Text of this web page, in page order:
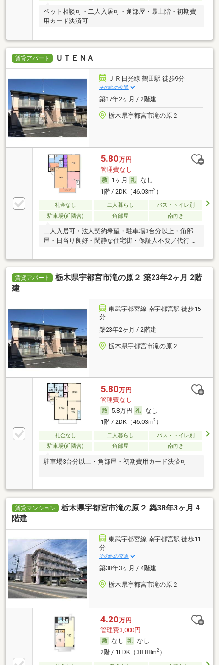
ペット相談可・二人入居可・角部屋・最上階・初期費
用カード決済可
賃貸アパート ＵＴＥＮＡ
ＪＲ日光線 鶴田駅 徒歩9分
その他の交通
築17年2ヶ月 / 2階建
栃木県宇都宮市滝の原２
5.80万円
管理費なし
1ヶ月
なし
1階 / 2DK（46.03m2）
礼金なし 二人暮らし
バス・トイレ別
駐車場(近隣含)
角部屋 南向き
二人入居可・法人契約希望・駐車場3台分以上・角部
屋・日当り良好・閑静な住宅街・保証人不要／代行 ・
賃貸アパート
栃木県宇都宮市滝の原２ 築23年2ヶ月 2階
建
東武宇都宮線 南宇都宮駅 徒歩15
分
築23年2ヶ月 / 2階建
栃木県宇都宮市滝の原２
5.80万円
管理費なし
5.8万円
なし
1階 / 2DK（46.03m2）
礼金なし 二人暮らし
バス・トイレ別
駐車場(近隣含)
角部屋 南向き
駐車場3台分以上・角部屋・初期費用カード決済可
賃貸マンション
栃木県宇都宮市滝の原２ 築38年3ヶ月 4
階建
東武宇都宮線 南宇都宮駅 徒歩11
分
その他の交通
築38年3ヶ月 / 4階建
栃木県宇都宮市滝の原２
4.20万円
管理費3,000円
なし
なし
2階 / 1LDK（38.88m2）